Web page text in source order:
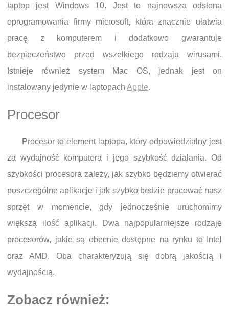
laptop jest Windows 10. Jest to najnowsza odsłona
oprogramowania firmy microsoft, która znacznie ułatwia
pracę z komputerem i dodatkowo gwarantuje
bezpieczeństwo przed wszelkiego rodzaju wirusami.
Istnieje również system Mac OS, jednak jest on
instalowany jedynie w laptopach Apple.
Procesor
Procesor to element laptopa, który odpowiedzialny jest
za wydajność komputera i jego szybkość działania. Od
szybkości procesora zależy, jak szybko będziemy otwierać
poszczególne aplikacje i jak szybko będzie pracować nasz
sprzęt w momencie, gdy jednocześnie uruchomimy
większą ilość aplikacji. Dwa najpopularniejsze rodzaje
procesorów, jakie są obecnie dostępne na rynku to Intel
oraz AMD. Oba charakteryzują się dobrą jakością i
wydajnością.
Zobacz również: